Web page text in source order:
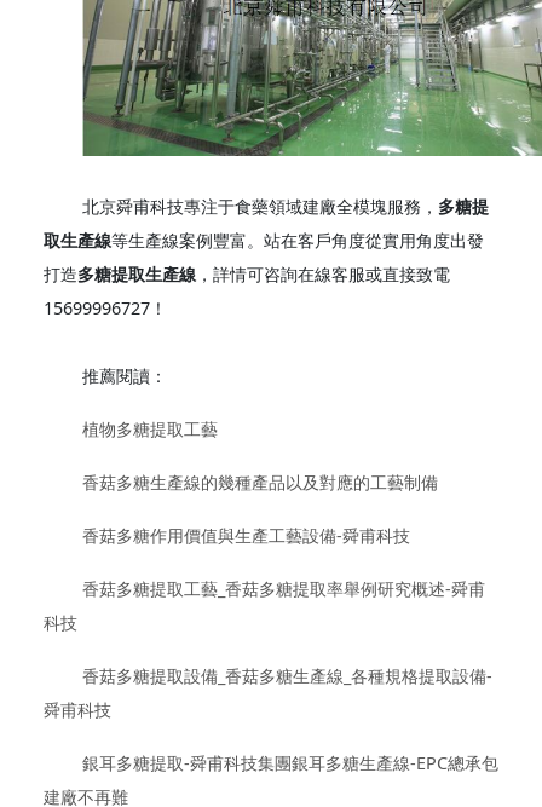
北京舜甫科技專注于食藥領域建廠全模塊服務， 多糖提
取生產線等生產線案例豐富。站在客戶角度從實用角度出發
打造多糖提取生產線 ，詳情可咨詢在線客服或直接致電
15699996727！
推薦閱讀：
植物多糖提取工藝
香菇多糖生產線的幾種產品以及對應的工藝制備
香菇多糖作用價值與生產工藝設備-舜甫科技
香菇多糖提取工藝_香菇多糖提取率舉例研究概述-舜甫
科技
香菇多糖提取設備_香菇多糖生產線_各種規格提取設備-
舜甫科技
銀耳多糖提取-舜甫科技集團銀耳多糖生產線-EPC總承包
建廠不再難